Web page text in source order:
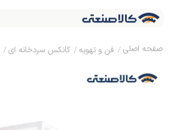
فن و تهویه کانکس سردخانه ای